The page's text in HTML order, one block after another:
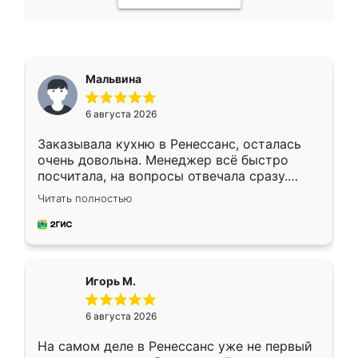
Мальвина
6 августа 2026
Заказывала кухню в Ренессанс, осталась
очень довольна. Менеджер всё быстро
посчитала, на вопросы отвечала сразу.
Замерщик приехал в субботу, подошёл к
делу со всей ответственностью. Собрали
за день, ребята работали аккуратно, даже
Читать полностью
Игорь М.
6 августа 2026
На самом деле в Ренессанс уже не первый